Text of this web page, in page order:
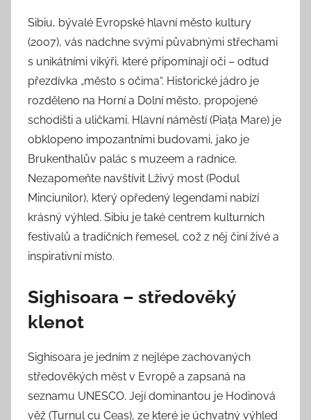
Sibiu, bývalé Evropské hlavní město kultury
(2007), vás nadchne svými půvabnými střechami
s unikátními vikýři, které připomínají oči – odtud
přezdívka „město s očima“. Historické jádro je
rozděleno na Horní a Dolní město, propojené
schodišti a uličkami. Hlavní náměstí (Piața Mare) je
obklopeno impozantními budovami, jako je
Brukenthalův palác s muzeem a radnice.
Nezapomeňte navštívit Lživý most (Podul
Minciunilor), který opředený legendami nabízí
krásný výhled. Sibiu je také centrem kulturních
festivalů a tradičních řemesel, což z něj činí živé a
inspirativní místo.
Sighisoara – středověký
klenot
Sighisoara je jedním z nejlépe zachovaných
středověkých měst v Evropě a zapsaná na
seznamu UNESCO. Její dominantou je Hodinová
věž (Turnul cu Ceas), ze které je úchvatný výhled